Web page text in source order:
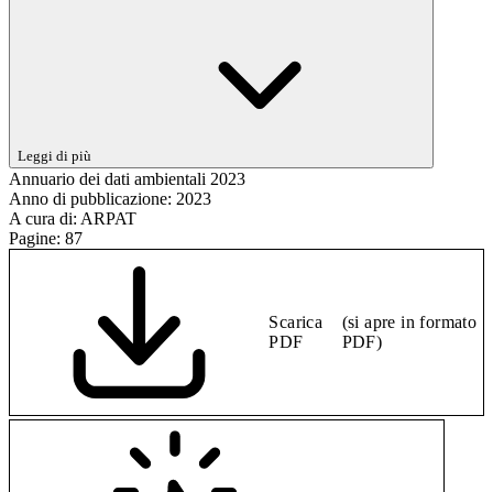
Leggi di più
Annuario dei dati ambientali 2023
Anno di pubblicazione: 2023
A cura di: ARPAT
Pagine: 87
Scarica
PDF
(si apre in formato
PDF)